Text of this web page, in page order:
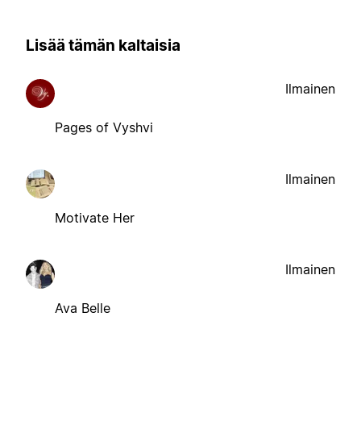
Lisää tämän kaltaisia
Pages of Vyshvi
Ilmainen
Motivate Her
Ilmainen
Ava Belle
Ilmainen